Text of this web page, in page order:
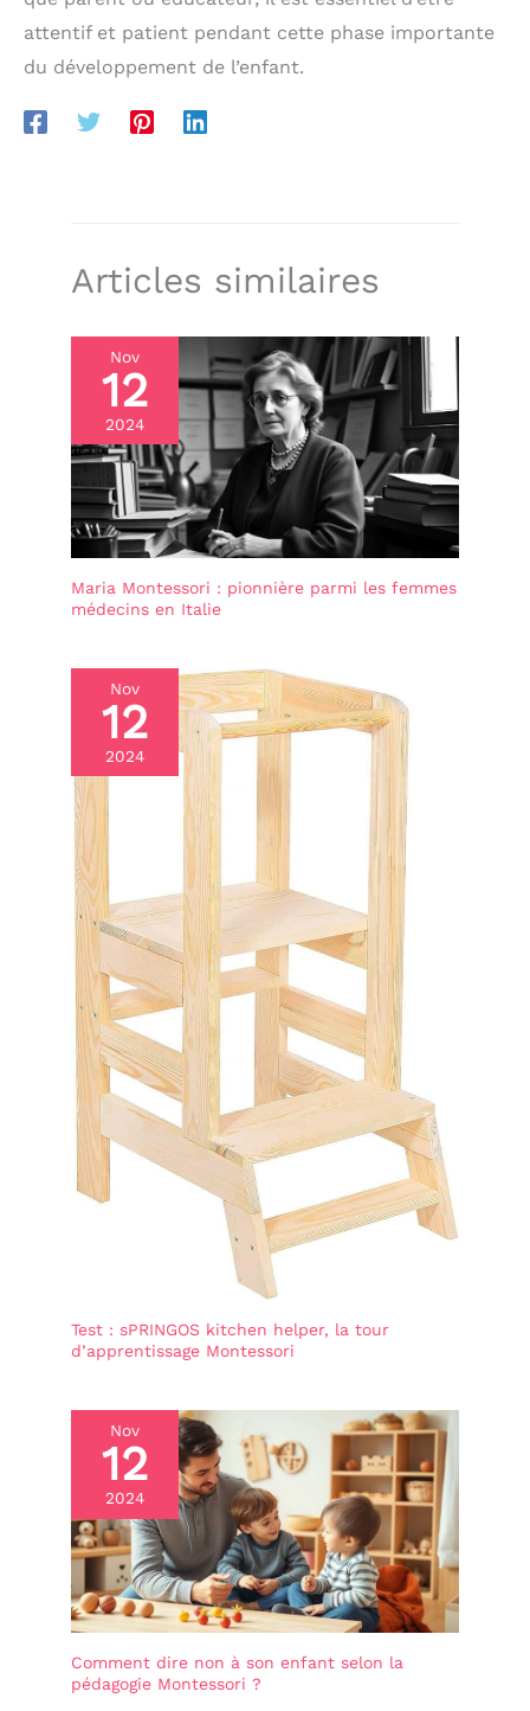
attentif et patient pendant cette phase importante
du développement de l’enfant.
Articles similaires
Nov
12
2024
Maria Montessori : pionnière parmi les femmes
médecins en Italie
Nov
12
2024
Test : sPRINGOS kitchen helper, la tour
d’apprentissage Montessori
Nov
12
2024
Comment dire non à son enfant selon la
pédagogie Montessori ?